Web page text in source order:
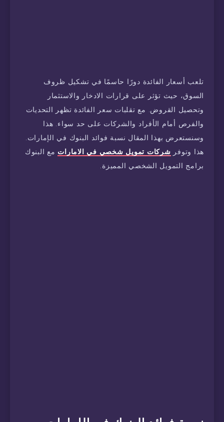
تلعب أسعار الفائدة دورًا حاسمًا في تشكيل ظروف
السوق، حيث تؤثر على قرارات الادخار والاستثمار
وتحصيل القروض. مع تقلبات سعر الفائدة تظهر التحديات
والفرص أمام الأفراد والشركات على حد سواء. هذا
وسنستعرض بهذا المقال نسبة فوائد البنوك في الإمارات.
هذا وتوفر شركات تمويل شخصي في الامارات مع البنوك
برامج التمويل الشخصي المميزة.